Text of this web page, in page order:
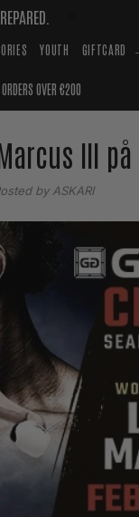
YOUTH GIFTCARD
OVER €200
III på
by ASKARI